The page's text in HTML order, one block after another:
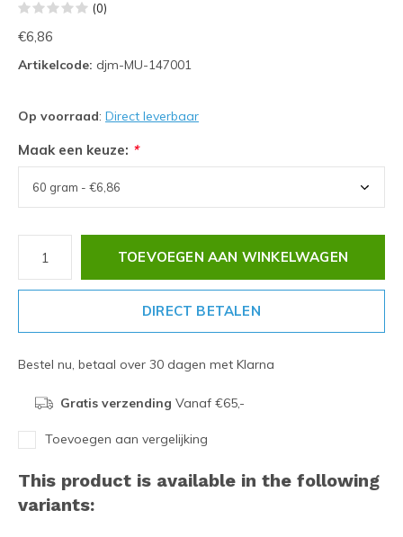
(0)
€6,86
Artikelcode: djm-MU-147001
Op voorraad: Direct leverbaar
Maak een keuze: *
TOEVOEGEN AAN WINKELWAGEN
DIRECT BETALEN
Bestel nu, betaal over 30 dagen met Klarna
Gratis verzending Vanaf €65,-
Toevoegen aan vergelijking
This product is available in the following
variants: